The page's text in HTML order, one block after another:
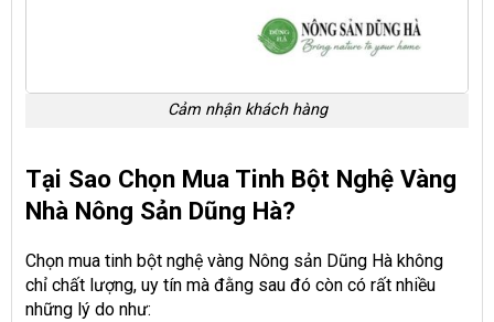
Cảm nhận khách hàng
Tại Sao Chọn Mua Tinh Bột Nghệ Vàng
Nhà Nông Sản Dũng Hà?
Chọn mua tinh bột nghệ vàng Nông sản Dũng Hà không
chỉ chất lượng, uy tín mà đằng sau đó còn có rất nhiều
những lý do như: